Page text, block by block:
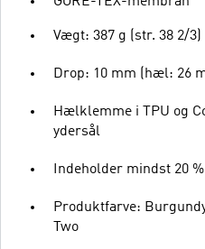
Vægt: 387 g (str. 38 2/3)
Drop: 10 mm (hæl: 26
Hælklemme i TPU og
ydersål
Indeholder mindst 20
Produktfarve:
Two